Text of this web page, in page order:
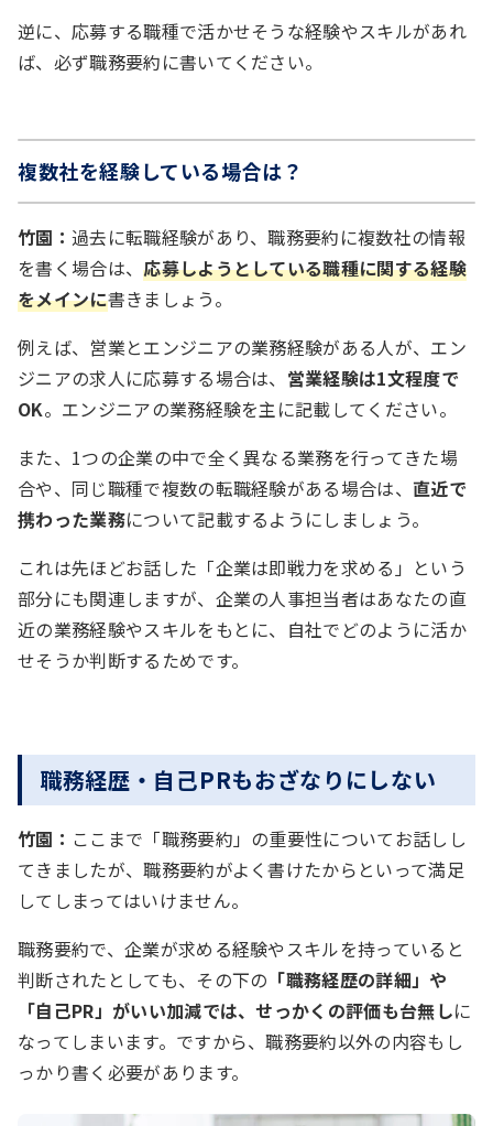
逆に、応募する職種で活かせそうな経験やスキルがあれ
ば、必ず職務要約に書いてください。
複数社を経験している場合は？
竹園： 過去に転職経験があり、職務要約に複数社の情報
を書く場合は、応募しようとしている職種に関する経験
をメインに書きましょう。
例えば、営業とエンジニアの業務経験がある人が、エン
ジニアの求人に応募する場合は、 営業経験は1文程度で
OK。エンジニアの業務経験を主に記載してください。
また、1つの企業の中で全く異なる業務を行ってきた場
合や、同じ職種で複数の転職経験がある場合は、 直近で
携わった業務について記載するようにしましょう。
これは先ほどお話した「企業は即戦力を求める」という
部分にも関連しますが、企業の人事担当者はあなたの直
近の業務経験やスキルをもとに、自社でどのように活か
せそうか判断するためです。
職務経歴・自己PRもおざなりにしない
竹園： ここまで「職務要約」の重要性についてお話しし
てきましたが、職務要約がよく書けたからといって満足
してしまってはいけません。
職務要約で、企業が求める経験やスキルを持っていると
判断されたとしても、その下の 「職務経歴の詳細」や
「自己PR」がいい加減では、せっかくの評価も台無しに
なってしまいます。ですから、職務要約以外の内容もし
っかり書く必要があります。